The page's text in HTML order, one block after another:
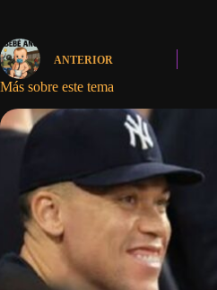
ANTERIOR
Más sobre este tema